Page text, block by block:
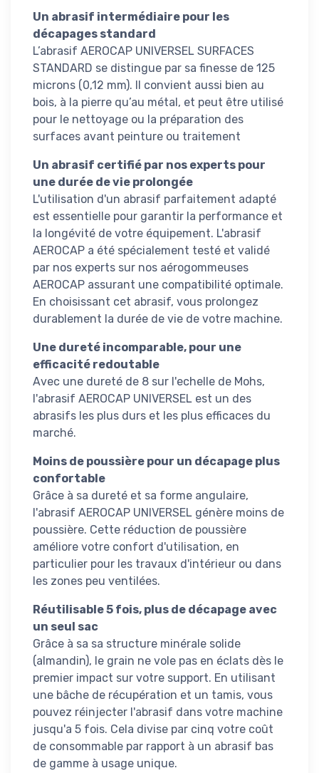
Un abrasif intermédiaire pour les
décapages standard
L’abrasif AEROCAP UNIVERSEL SURFACES
STANDARD se distingue par sa finesse de 125
microns (0,12 mm). Il convient aussi bien au
bois, à la pierre qu’au métal, et peut être utilisé
pour le nettoyage ou la préparation des
surfaces avant peinture ou traitement
Un abrasif certifié par nos experts pour
une durée de vie prolongée
L'utilisation d'un abrasif parfaitement adapté
est essentielle pour garantir la performance et
la longévité de votre équipement. L'abrasif
AEROCAP a été spécialement testé et validé
par nos experts sur nos aérogommeuses
AEROCAP assurant une compatibilité optimale.
En choisissant cet abrasif, vous prolongez
durablement la durée de vie de votre machine.
Une dureté incomparable, pour une
efficacité redoutable
Avec une dureté de 8 sur l'echelle de Mohs,
l'abrasif AEROCAP UNIVERSEL est un des
abrasifs les plus durs et les plus efficaces du
marché.
Moins de poussière pour un décapage plus
confortable
Grâce à sa dureté et sa forme angulaire,
l'abrasif AEROCAP UNIVERSEL génère moins de
poussière. Cette réduction de poussière
améliore votre confort d'utilisation, en
particulier pour les travaux d'intérieur ou dans
les zones peu ventilées.
Réutilisable 5 fois, plus de décapage avec
un seul sac
Grâce à sa sa structure minérale solide
(almandin), le grain ne vole pas en éclats dès le
premier impact sur votre support. En utilisant
une bâche de récupération et un tamis, vous
pouvez réinjecter l'abrasif dans votre machine
jusqu'a 5 fois. Cela divise par cinq votre coût
de consommable par rapport à un abrasif bas
de gamme à usage unique.